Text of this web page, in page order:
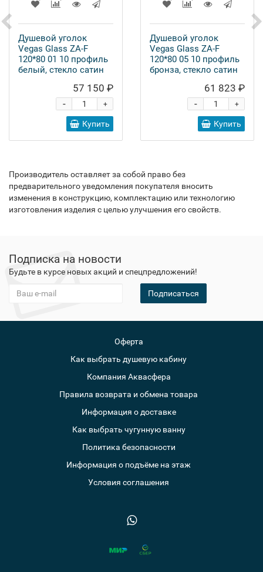
Душевой уголок
Vegas Glass ZA-F
120*80 01 10 профиль
белый, стекло сатин
57 150 ₽
+
-
Купить
Душевой уголок
Vegas Glass ZA-F
120*80 05 10 профиль
бронза, стекло сатин
61 823 ₽
+
-
Купить
Производитель оставляет за собой право без
предварительного уведомления покупателя вносить
изменения в конструкцию, комплектацию или технологию
изготовления изделия с целью улучшения его свойств.
Подписка на новости
Будьте в курсе новых акций и спецпредложений!
Подписаться
Оферта
Как выбрать душевую кабину
Компания Аквасфера
Правила возврата и обмена товара
Информация о доставке
Как выбрать чугунную ванну
Политика безопасности
Информация о подъёме на этаж
Условия соглашения